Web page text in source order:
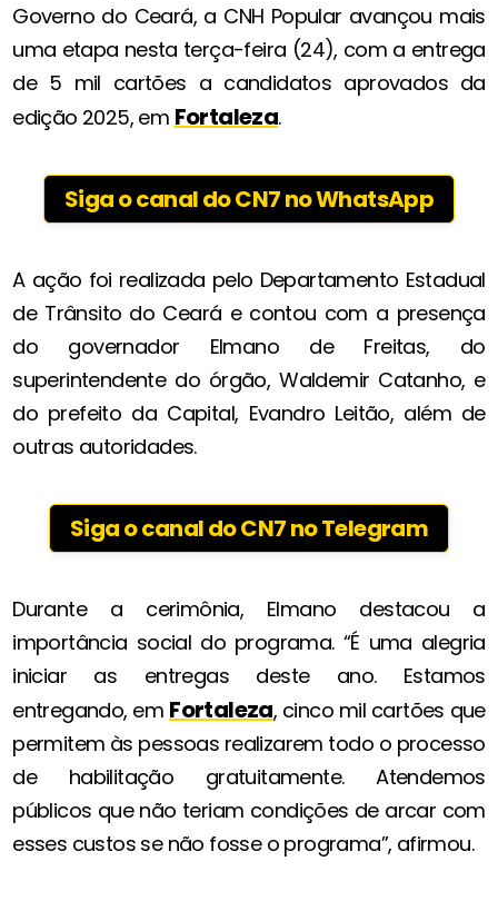
Governo do Ceará, a CNH Popular avançou mais
uma etapa nesta terça-feira (24), com a entrega
de 5 mil cartões a candidatos aprovados da
edição 2025, em Fortaleza.
Siga o canal do CN7 no WhatsApp
A ação foi realizada pelo Departamento Estadual
de Trânsito do Ceará e contou com a presença
do governador Elmano de Freitas, do
superintendente do órgão, Waldemir Catanho, e
do prefeito da Capital, Evandro Leitão, além de
outras autoridades.
Siga o canal do CN7 no Telegram
Durante a cerimônia, Elmano destacou a
importância social do programa. “É uma alegria
iniciar as entregas deste ano. Estamos
entregando, em Fortaleza, cinco mil cartões que
permitem às pessoas realizarem todo o processo
de habilitação gratuitamente. Atendemos
públicos que não teriam condições de arcar com
esses custos se não fosse o programa”, afirmou.